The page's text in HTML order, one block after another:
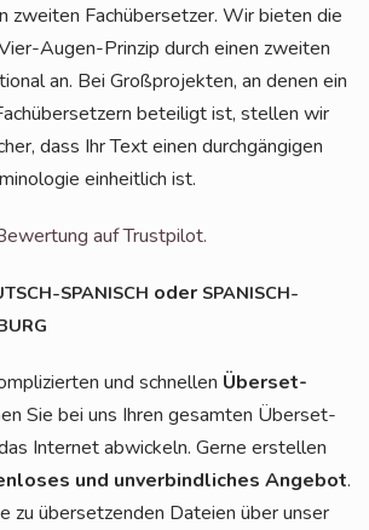
zwei­ten Fach­über­set­zer. Wir bie­ten die
Augen-Prin­zip durch einen zwei­ten
an. Bei Groß­pro­jek­ten, an denen ein
betei­ligt ist, stel­len wir
dass Ihr Text einen durch­gän­gi­gen
ein­heit­lich ist.
auf Trustpilot.
SPANISCH oder SPANISCH-
und schnel­len Über­set­
Sie bei uns Ihren gesam­ten Über­set­
Inter­net abwi­ckeln. Ger­ne erstel­len
und unver­bind­li­ches Ange­bot.
zu über­set­zen­den Datei­en über unser